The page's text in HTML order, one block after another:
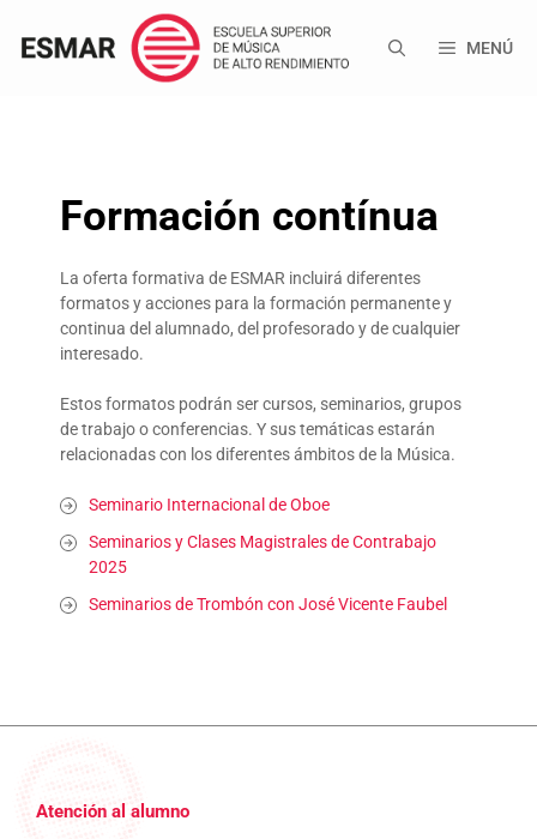
contenido
MENÚ
Formación contínua
La oferta formativa de ESMAR incluirá diferentes
formatos y acciones para la formación permanente y
continua del alumnado, del profesorado y de cualquier
interesado.
Estos formatos podrán ser cursos, seminarios, grupos
de trabajo o conferencias. Y sus temáticas estarán
relacionadas con los diferentes ámbitos de la Música.
Seminario Internacional de Oboe
Seminarios y Clases Magistrales de Contrabajo
2025
Seminarios de Trombón con José Vicente Faubel
Atención al alumno